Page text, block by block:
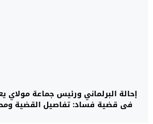
إحالة البرلماني ورئيس جماعة مولاي
في قضية فساد: تفاصيل القضية